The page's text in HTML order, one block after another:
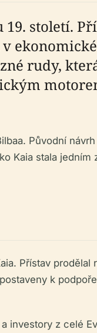
století.
rudy,
Původní
Kaia stala
Přístav prodělal
k
investory z celé